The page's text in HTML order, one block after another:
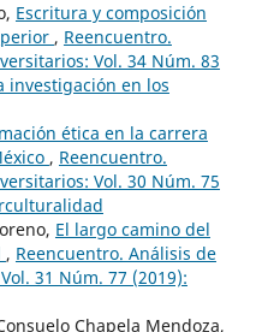
Escritura y composición
, Reencuentro.
Vol. 34 Núm. 83
investigación en los
ética en la carrera
, Reencuentro.
Vol. 30 Núm. 75
El largo camino del
, Reencuentro. Análisis de
31 Núm. 77 (2019):
Chapela Mendoza,